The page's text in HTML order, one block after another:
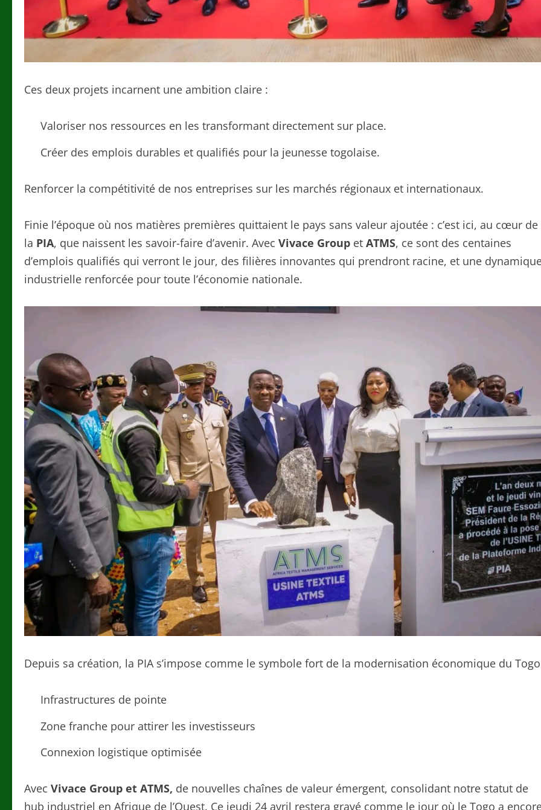
Ces deux projets incarnent une ambition claire :
Valoriser nos ressources en les transformant directement sur place.
Créer des emplois durables et qualifiés pour la jeunesse togolaise.
Renforcer la compétitivité de nos entreprises sur les marchés régionaux et internationaux.
Finie l’époque où nos matières premières quittaient le pays sans valeur ajoutée : c’est ici, au cœur de
la PIA, que naissent les savoir-faire d’avenir. Avec Vivace Group et ATMS, ce sont des centaines
d’emplois qualifiés qui verront le jour, des filières innovantes qui prendront racine, et une
industrielle renforcée pour toute l’économie nationale.
Depuis sa création, la PIA s’impose comme le symbole fort de la modernisation économique du
Infrastructures de pointe
Zone franche pour attirer les investisseurs
Connexion logistique optimisée
Avec Vivace Group et ATMS, de nouvelles chaînes de valeur émergent, consolidant notre statut de
hub industriel en Afrique de l’Ouest. Ce jeudi 24 avril restera gravé comme le jour où le Togo a